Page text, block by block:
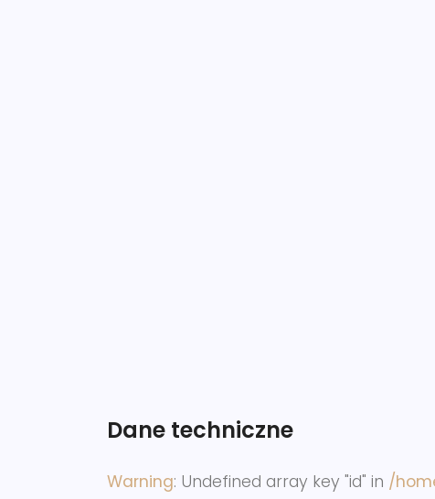
Dane techniczne
Warning: Undefined array key "id" in /